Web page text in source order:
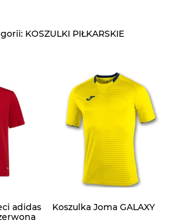
KOSZULKI PIŁKARSKIE
adidas
Koszulka Joma GALAXY